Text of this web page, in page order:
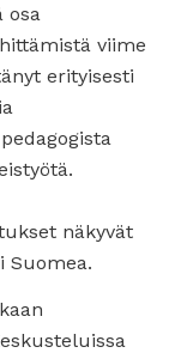
osa
viime
erityisesti
näkyvät
Suomea.